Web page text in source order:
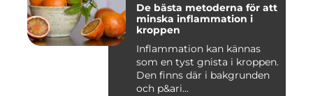
De bästa metoderna för att
minska inflammation i
kroppen
Inflammation kan kännas
som en tyst gnista i kroppen.
Den finns där i bakgrunden
och p&ari...